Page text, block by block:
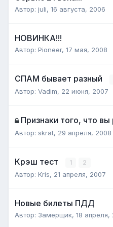
Автор: juli, 16 августа, 2006
НОВИНКА!!!
Автор: Pioneer, 17 мая, 2008
СПАМ бывает разный
Автор: Vadim, 22 июня, 2007
Признаки того, что
Автор: skrat, 29 апреля, 2008
Крэш тест 1 2
Автор: Kris, 21 апреля, 2007
Новые билеты ПДД
Автор: Замерщик, 18 апреля,